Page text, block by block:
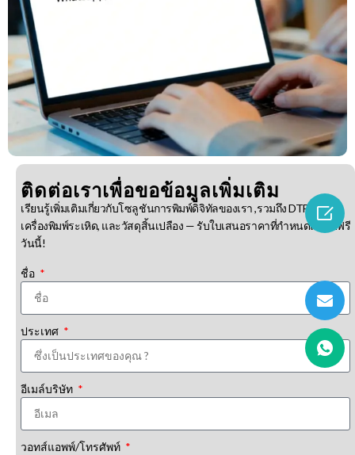
ติดต่อเราเพื่อขอข้อมูลเพิ่มเติม
เรียนรู้เพิ่มเติมเกี่ยวกับโซลูชันการพิมพ์ดิจิทัลของเรา ,รวมถึง DTF, ดีทีจี,
เครื่องพิมพ์ระเหิด, และวัสดุสิ้นเปลือง — รับใบเสนอราคาที่กำหนดเองได้ฟรี
วันนี้!
ชื่อ
ประเทศ
อีเมล์บริษัท
วอทส์แอพพ์/โทรศัพท์
